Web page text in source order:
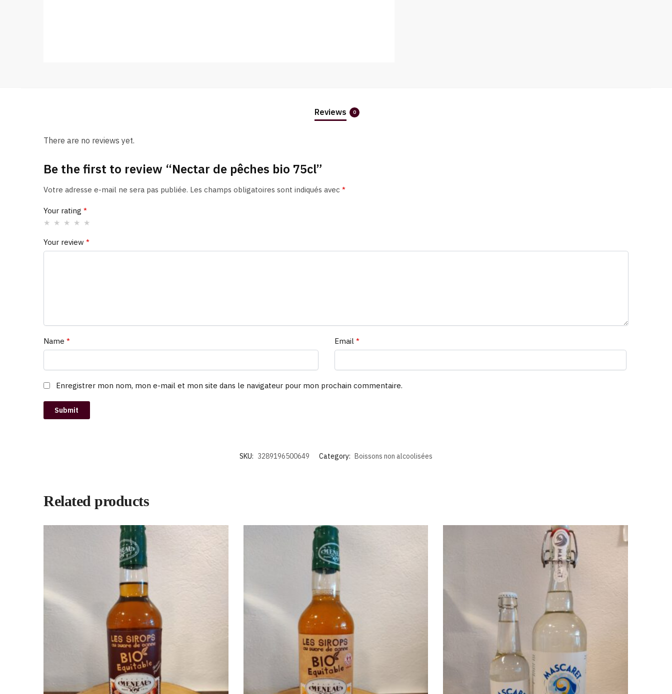
Reviews 0
There are no reviews yet.
Be the first to review “Nectar de pêches bio 75cl”
Votre adresse e-mail ne sera pas publiée. Les champs obligatoires sont indiqués avec*
Your rating*
Your review*
Name* Email *
Enregistrer mon nom, mon e-mail et mon site dans le navigateur pour mon prochain commentaire.
SKU: 3289196500649 Category: Boissons non alcoolisées
Related products